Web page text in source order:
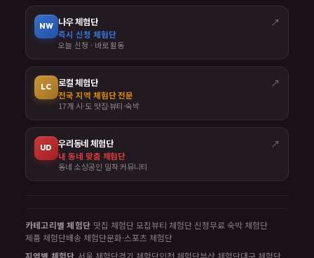
NW 나우 체험단 ↗
즉시 신청 체험단
오늘 신청 · 바로 활동
LC 로컬 체험단 ↗
전국 지역 체험단 전문
17개 시·도 맛집·뷰티·숙박
UD 우리동네 체험단 ↗
내 동네 맞춤 체험단
동네 소상공인 밀착 커뮤니티
카테고리별 체험단 맛집 체험단 모집뷰티 체험단 신청무료 숙박 체험단
제품 체험단배송 체험단문화·스포츠 체험단
지역별 체험단 서울 체험단경기 체험단인천 체험단부산 체험단대구 체험단